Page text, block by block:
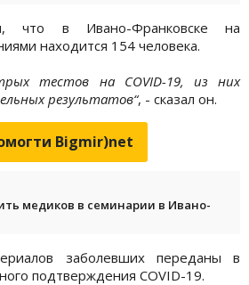
что в Ивано-Франковске на
находится 154 человека.
тестов на COVID-19, из них
результатов“, - сказал он.
Bigmir)net
медиков в семинарии в Ивано-
заболевших переданы в
подтверждения COVID-19.